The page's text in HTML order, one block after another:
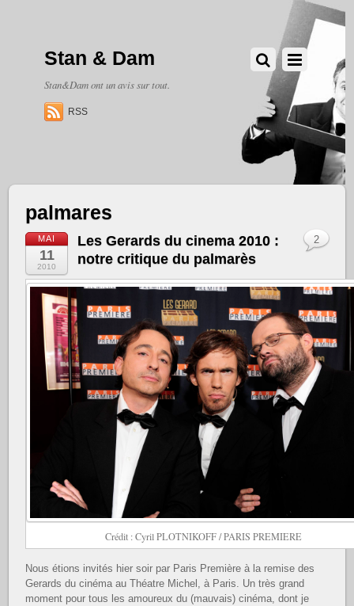
Stan & Dam
Stan&Dam ont un avis sur tout.
RSS
palmares
MAI
11
2010
Les Gerards du cinema 2010 :
notre critique du palmarès
Crédit : Cyril PLOTNIKOFF / PARIS PREMIERE
Nous étions invités hier soir par Paris Première à la remise des
Gerards du cinéma au Théatre Michel, à Paris. Un très grand
moment pour tous les amoureux du (mauvais) cinéma, dont je
2